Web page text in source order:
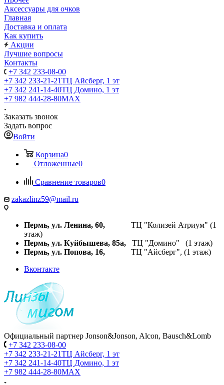
Аксессуары для очков
Главная
Доставка и оплата
Как купить
Акции
Лучшие вопросы
Контакты
+7 342 233-08-00
+7 342 233-21-21ТЦ Айсберг, 1 эт
+7 342 241-14-40ТЦ Домино, 1 эт
+7 982 444-28-80MAX
Заказать звонок
Задать вопрос
Войти
Корзина0
Отложенные0
Сравнение товаров0
zakazlinz59@mail.ru
Пермь, ул. Ленина, 60, ТЦ "Колизей Атриум" (1
этаж)
Пермь, ул. Куйбышева, 85а, ТЦ "Домино" (1 этаж)
Пермь, ул. Попова, 16, ТЦ "Айсберг", (1 этаж)
Вконтакте
Официальный партнер Jonson&Jonson, Alcon, Bausch&Lomb
+7 342 233-08-00
+7 342 233-21-21ТЦ Айсберг, 1 эт
+7 342 241-14-40ТЦ Домино, 1 эт
+7 982 444-28-80MAX